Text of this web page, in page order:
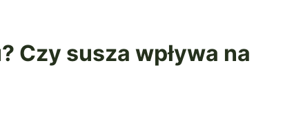
Czy susza wpływa na